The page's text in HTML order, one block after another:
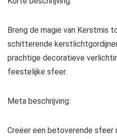
Breng de magie van Kerstmis
schitterende
prachtige decoratieve
feestelijke sfeer.
Meta beschrijving:
Creëer een betoverende sfeer